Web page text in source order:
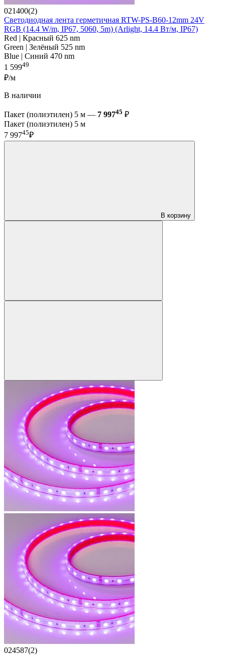
021400(2)
Светодиодная лента герметичная RTW-PS-B60-12mm 24V
RGB (14.4 W/m, IP67, 5060, 5m) (Arlight, 14.4 Вт/м, IP67)
Red | Красный 625 nm
Green | Зелёный 525 nm
Blue | Синий 470 nm
1 59949
₽/м
В наличии
Пакет (полиэтилен) 5 м — 7 99745 ₽
Пакет (полиэтилен) 5 м
7 99745₽
В корзину
024587(2)